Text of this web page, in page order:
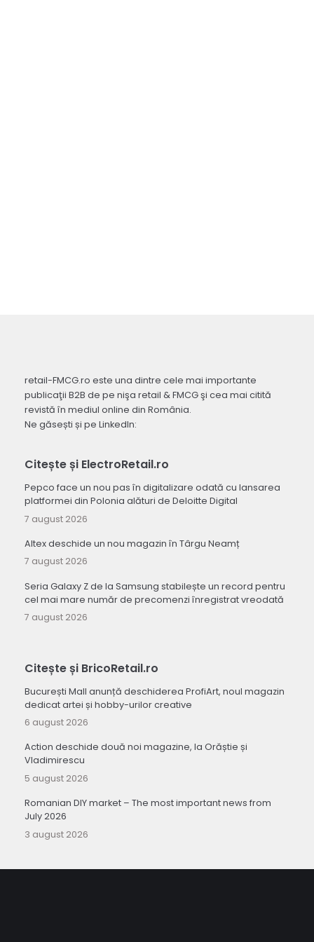
retail-FMCG.ro este una dintre cele mai importante
publicaţii B2B de pe nişa retail & FMCG şi cea mai citită
revistă în mediul online din România.
Ne găsești și pe LinkedIn:
Citește și ElectroRetail.ro
Pepco face un nou pas în digitalizare odată cu lansarea
platformei din Polonia alături de Deloitte Digital
7 august 2026
Altex deschide un nou magazin în Târgu Neamț
7 august 2026
Seria Galaxy Z de la Samsung stabilește un record pentru
cel mai mare număr de precomenzi înregistrat vreodată
7 august 2026
Citește și BricoRetail.ro
București Mall anunță deschiderea ProfiArt, noul magazin
dedicat artei și hobby-urilor creative
6 august 2026
Action deschide două noi magazine, la Orăștie și
Vladimirescu
5 august 2026
Romanian DIY market – The most important news from
July 2026
3 august 2026